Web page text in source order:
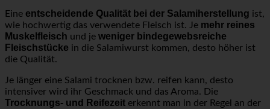
Eine entscheidende Qualität bei der Salamiherstellung ist,
wie hochwertig das verwendete Fleisch ist. Je mehr reines
Muskelfleisch und je weniger bindegewebsreiche
Fleischstücke in die Salamiwurst kommen, desto höher ist
die Qualität.
Je länger eine Salami trocknen bzw. reifen kann, desto
intensiver wird ihr Geschmack und das Aroma. Die
Trocknungs- und Reifezeit erkennt man in der Regel an der